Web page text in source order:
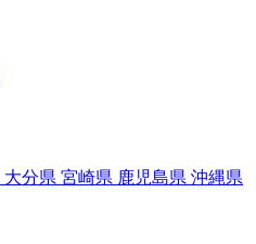
大分県 宮崎県 鹿児島県 沖縄県